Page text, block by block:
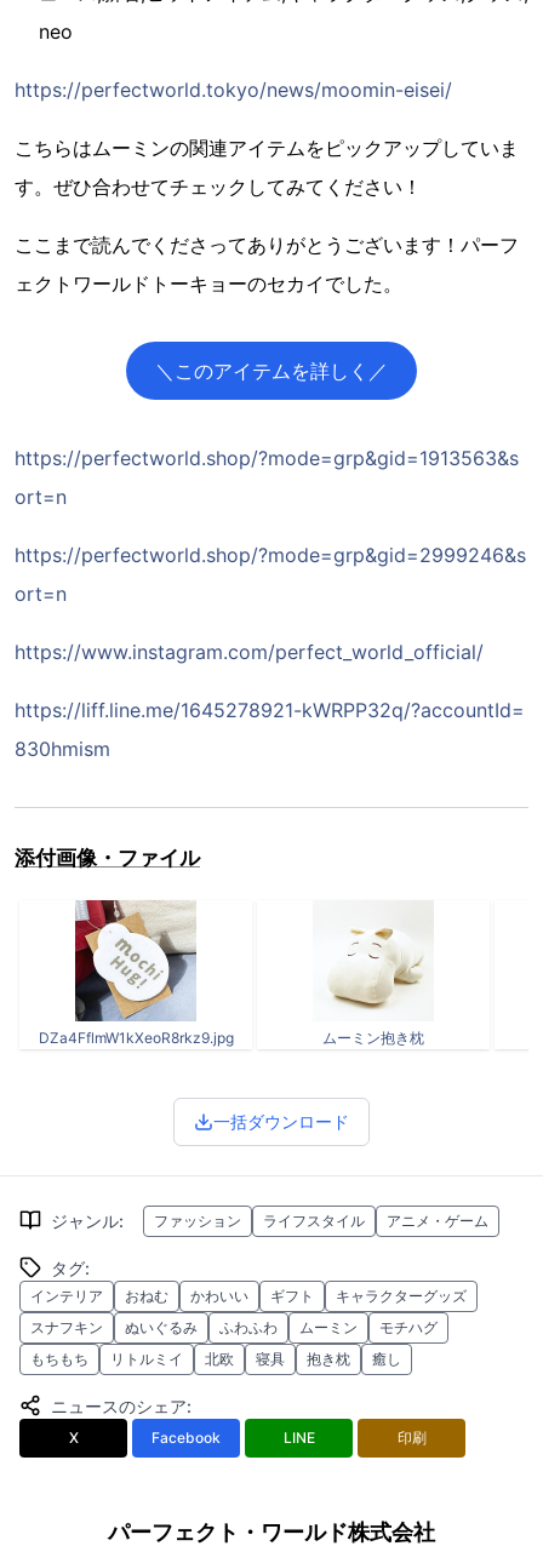
neo
https://perfectworld.tokyo/news/moomin-eisei/
こちらはムーミンの関連アイテムをピックアップしていま
す。ぜひ合わせてチェックしてみてください！
ここまで読んでくださってありがとうございます！パーフ
ェクトワールドトーキョーのセカイでした。
＼このアイテムを詳しく／
https://perfectworld.shop/?mode=grp&gid=1913563&s
ort=n
https://perfectworld.shop/?mode=grp&gid=2999246&s
ort=n
https://www.instagram.com/perfect_world_official/
https://liff.line.me/1645278921-kWRPP32q/?accountId=
830hmism
添付画像・ファイル
DZa4FflmW1kXeoR8rkz9.jpg ムーミン抱き枕
一括ダウンロード
ジャンル: ファッション ライフスタイル アニメ・ゲーム
タグ:
インテリア おねむ かわいい ギフト
キャラクターグッズ
スナフキン
ぬいぐるみ ふわふわ ムーミン
モチハグ
もちもち
リトルミイ 北欧 寝具 抱き枕 癒し
ニュースのシェア:
X Facebook LINE 印刷
パーフェクト・ワールド株式会社